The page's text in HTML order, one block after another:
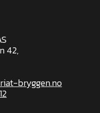
42,
bryggen.no